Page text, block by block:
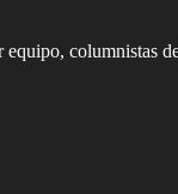
equipo, columnistas